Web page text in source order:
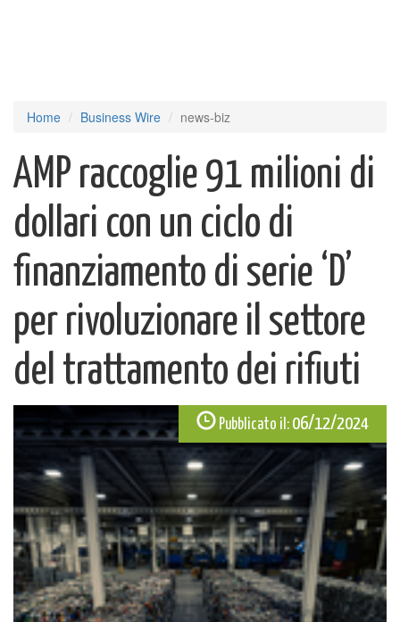
Home Business Wire news-biz
AMP raccoglie 91 milioni di
dollari con un ciclo di
finanziamento di serie ‘D’
per rivoluzionare il settore
del trattamento dei rifiuti
Pubblicato il: 06/12/2024